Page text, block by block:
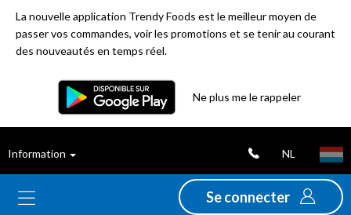
La nouvelle application Trendy Foods est le meilleur moyen de
passer vos commandes, voir les promotions et se tenir au courant
des nouveautés en temps réel.
Ne plus me le rappeler
Information NL
Se connecter
ventes
Nouveautés